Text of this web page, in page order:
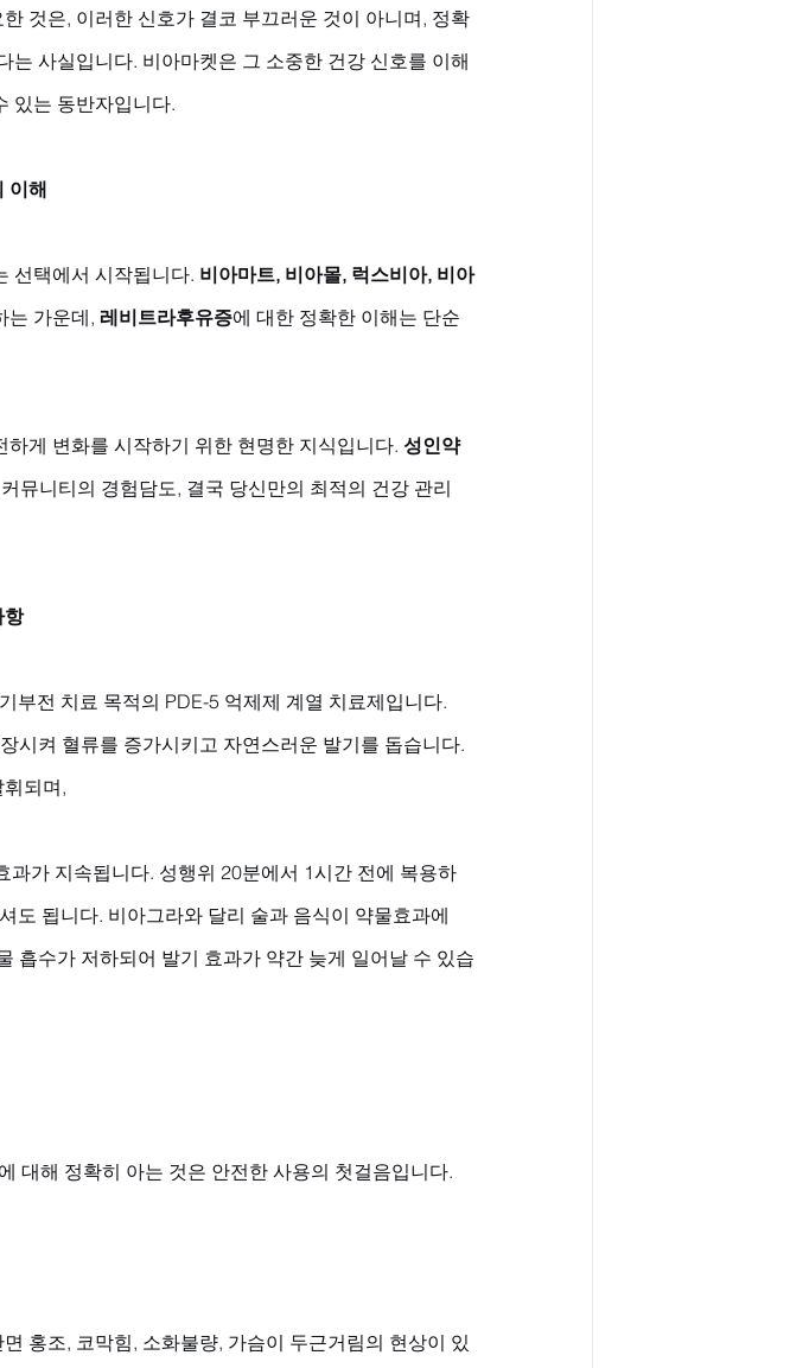
것은, 이러한 신호가 결코 부끄러운 것이 아니며, 정확
사실입니다. 비아마켓은 그 소중한 건강 신호를 이해
있는 동반자입니다.
이해
선택에서 시작됩니다. 비아마트, 비아몰, 럭스비아, 비아
는 가운데, 레비트라후유증에 대한 정확한 이해는 단순
게 변화를 시작하기 위한 현명한 지식입니다. 성인약
뮤니티의 경험담도, 결국 당신만의 최적의 건강 관리
항
부전 치료 목적의 PDE-5 억제제 계열 치료제입니다.
시켜 혈류를 증가시키고 자연스러운 발기를 돕습니다.
되며,
가 지속됩니다. 성행위 20분에서 1시간 전에 복용하
도 됩니다. 비아그라와 달리 술과 음식이 약물효과에
흡수가 저하되어 발기 효과가 약간 늦게 일어날 수 있습
대해 정확히 아는 것은 안전한 사용의 첫걸음입니다.
홍조, 코막힘, 소화불량, 가슴이 두근거림의 현상이 있